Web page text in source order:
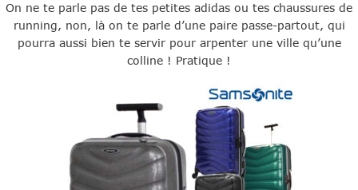
On ne te parle pas de tes petites adidas ou tes chaussures de
running, non, là on te parle d’une paire passe-partout, qui
pourra aussi bien te servir pour arpenter une ville qu’une
colline ! Pratique !